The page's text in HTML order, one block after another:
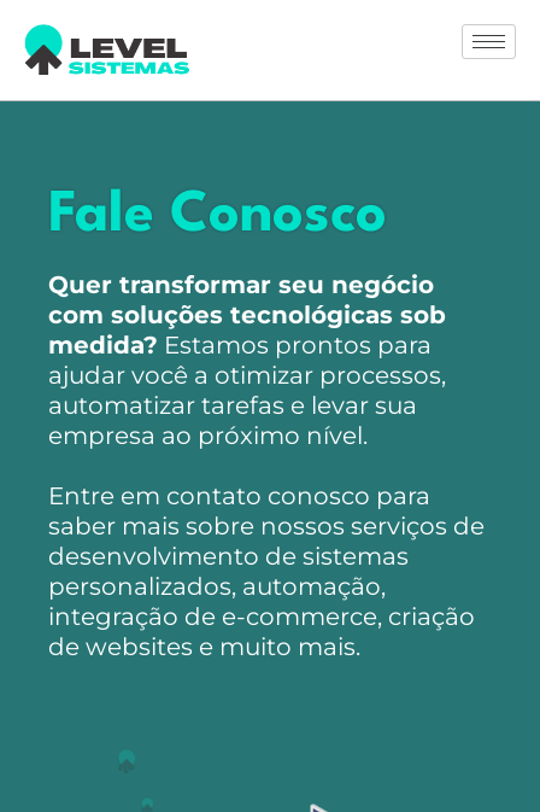
Fale Conosco
Quer transformar seu negócio
com soluções tecnológicas sob
medida? Estamos prontos para
ajudar você a otimizar processos,
automatizar tarefas e levar sua
empresa ao próximo nível.
Entre em contato conosco para
saber mais sobre nossos serviços de
desenvolvimento de sistemas
personalizados, automação,
integração de e-commerce, criação
de websites e muito mais.